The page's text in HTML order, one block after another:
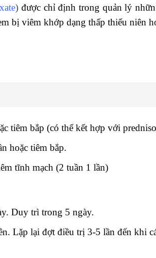
) được chỉ định trong quản lý
bị viêm khớp dạng thấp thiếu niên
tiêm bắp (có thể kết hợp với
hoặc tiêm bắp.
tĩnh mạch (2 tuần 1 lần)
Duy trì trong 5 ngày.
Lặp lại đợt điều trị 3-5 lần đến khi